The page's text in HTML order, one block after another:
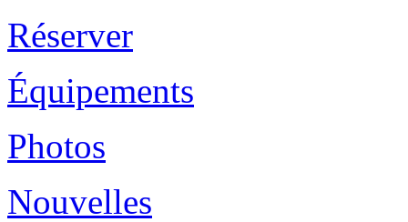
Réserver
Équipements
Photos
Nouvelles